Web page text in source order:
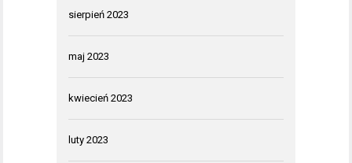
sierpień 2023
maj 2023
kwiecień 2023
luty 2023